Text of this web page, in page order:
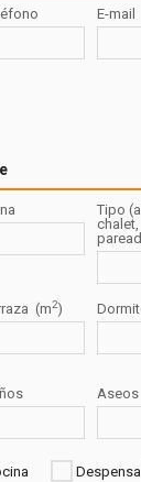
E-mail
Tipo
chalet,
(m2)
Aseos
Despensa